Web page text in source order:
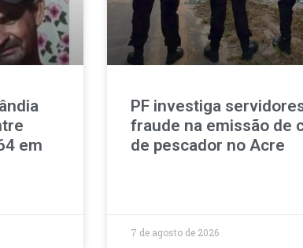
em
PF investiga
fraude na emissão de
de pescador no Acre
7 de agosto de 2026